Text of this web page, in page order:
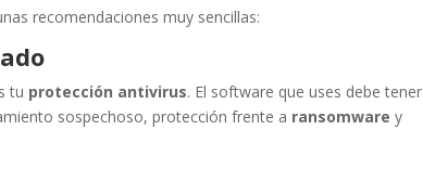
recomendaciones muy sencillas:
tu protección antivirus. El software que uses debe tener
sospechoso, protección frente a ransomware y